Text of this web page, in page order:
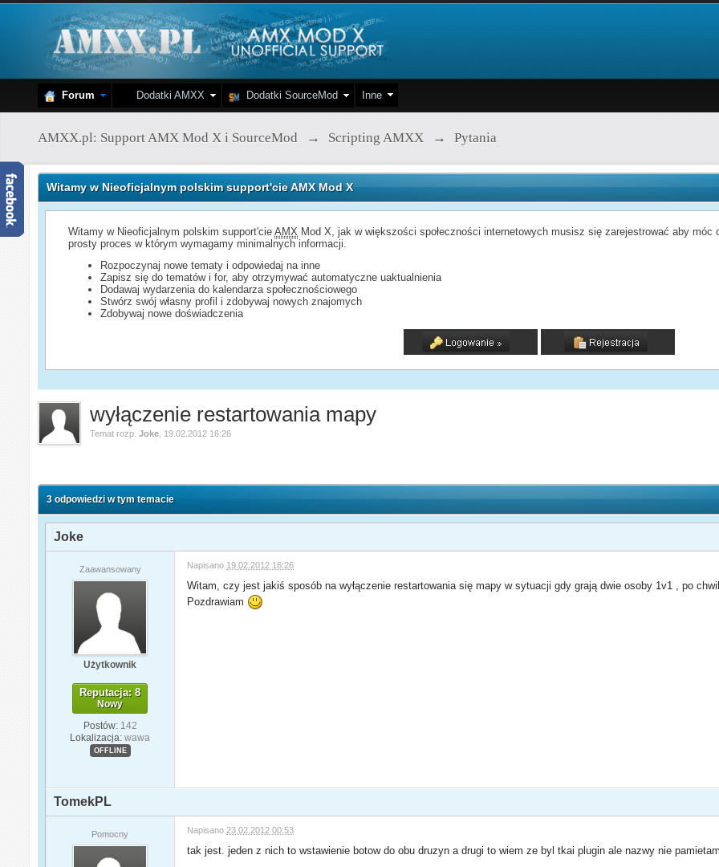
Forum Dodatki AMXX Dodatki SourceMod Inne
AMXX.pl: Support AMX Mod X i SourceMod → Scripting AMXX → Pytania
Witamy w Nieoficjalnym polskim support'cie AMX Mod X
Witamy w Nieoficjalnym polskim support'cieAMX Mod X, jak w większości społeczności internetowych musisz się zarejestrować aby
prosty proces w którym wymagamy minimalnych informacji.
Rozpoczynaj nowe tematy i odpowiedaj na inne
Zapisz się do tematów i for, aby otrzymywać automatyczne uaktualnienia
Dodawaj wydarzenia do kalendarza społecznościowego
Stwórz swój własny profil i zdobywaj nowych znajomych
Zdobywaj nowe doświadczenia
wyłączenie restartowania mapy
Temat rozp.Joke 19.02.2012 16:26
3 odpowiedzi w tym temacie
Joke
Zaawansowany
Użytkownik
Reputacja: 8
Nowy
Postów: 142
Lokalizacja: wawa
OFFLINE
Napisano 19.02.2012 16:26
Witam, czy jest jakiś sposób na wyłączenie restartowania się mapy w sytuacji gdy grają dwie osoby 1v1 , po
Pozdrawiam
TomekPL
Pomocny Napisano 23.02.2012 00:53
tak jest. jeden z nich to wstawienie botow do obu druzyn a drugi to wiem ze byl tkai plugin ale nazwy nie